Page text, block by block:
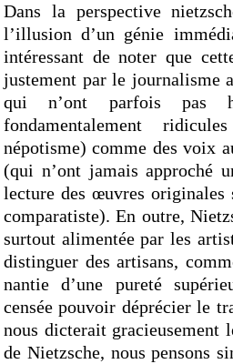
Dans la perspective
l’illusion d’un génie
intéressant de noter que
justement par le journalisme
qui n’ont parfois pas
fondamentalement
népotisme) comme des voix
(qui n’ont jamais approché
lecture des œuvres
comparatiste). En outre,
surtout alimentée par les
distinguer des artisans,
nantie d’une pureté
censée pouvoir déprécier le
nous dicterait gracieusement
de Nietzsche, nous pensons